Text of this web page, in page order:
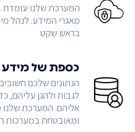
המערכת שלנו עומדת
מאגרי המידע. לנהל
בראש שקט
כספת של מידע
הנתונים שלכם
לגבות ולהגן עליהם,
אליהם. המערכת
ומאובטחת במערכות